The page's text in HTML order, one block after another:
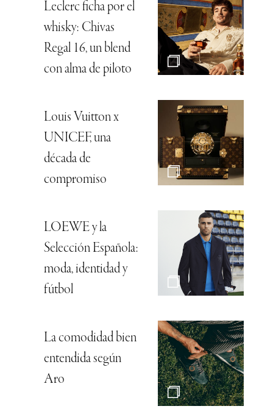
Leclerc ficha por el
whisky: Chivas
Regal 16, un blend
con alma de piloto
Louis Vuitton x
UNICEF, una
década de
compromiso
LOEWE y la
Selección Española:
moda, identidad y
fútbol
La comodidad bien
entendida según
Aro